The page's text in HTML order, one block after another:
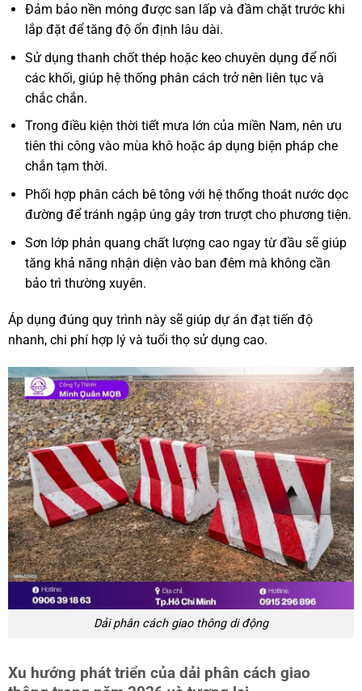
Đảm bảo nền móng được san lấp và đầm chặt trước khi
lắp đặt để tăng độ ổn định lâu dài.
Sử dụng thanh chốt thép hoặc keo chuyên dụng để nối
các khối, giúp hệ thống phân cách trở nên liên tục và
chắc chắn.
Trong điều kiện thời tiết mưa lớn của miền Nam, nên ưu
tiên thi công vào mùa khô hoặc áp dụng biện pháp che
chắn tạm thời.
Phối hợp phân cách bê tông với hệ thống thoát nước dọc
đường để tránh ngập úng gây trơn trượt cho phương tiện.
Sơn lớp phản quang chất lượng cao ngay từ đầu sẽ giúp
tăng khả năng nhận diện vào ban đêm mà không cần
bảo trì thường xuyên.
Áp dụng đúng quy trình này sẽ giúp dự án đạt tiến độ
nhanh, chi phí hợp lý và tuổi thọ sử dụng cao.
Dải phân cách giao thông di động
Xu hướng phát triển của dải phân cách giao